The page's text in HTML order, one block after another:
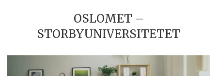
OSLOMET –
STORBYUNIVERSITETET